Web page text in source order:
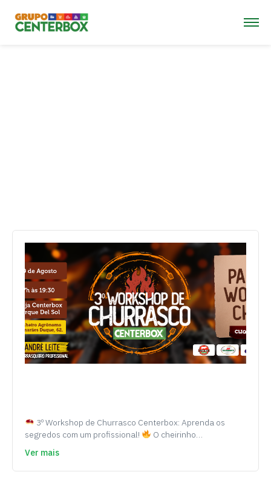
3º Workshop de Churrasco Centerbox: Aprenda os
segredos com um profissional!
O cheirinho…
Ver mais